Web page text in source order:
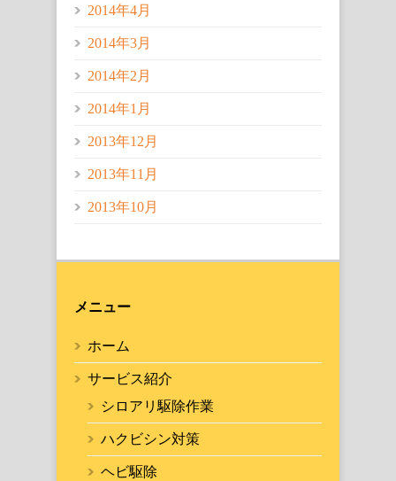
2014年4月
2014年3月
2014年2月
2014年1月
2013年12月
2013年11月
2013年10月
メニュー
ホーム
サービス紹介
シロアリ駆除作業
ハクビシン対策
ヘビ駆除